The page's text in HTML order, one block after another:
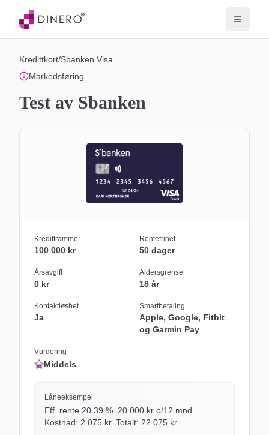
Kredittkort/Sbanken Visa
Markedsføring
Test av Sbanken
Kredittramme
100 000 kr
Rentefrihet
50 dager
Årsavgift
0 kr
Aldersgrense
18 år
Kontaktløshet
Ja
Smartbetaling
Apple, Google, Fitbit
og Garmin Pay
Vurdering
Middels
Låneeksempel
Eff. rente 20.39 %. 20 000 kr o/12 mnd.
Kostnad: 2 075 kr. Totalt: 22 075 kr